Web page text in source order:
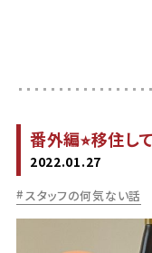
番外編⭐︎移住し
2022.01.27
スタッフの何気ない話